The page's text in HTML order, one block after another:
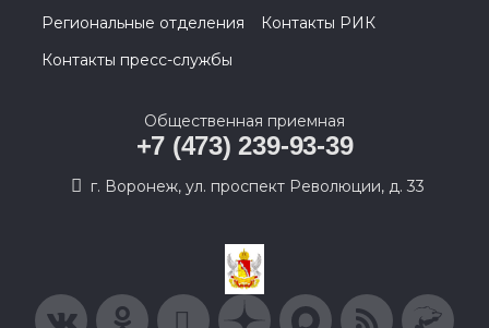
Региональные отделения
Контакты РИК
Контакты пресс-службы
Общественная приемная
+7 (473) 239-93-39
г. Воронеж, ул. проспект Революции, д. 33